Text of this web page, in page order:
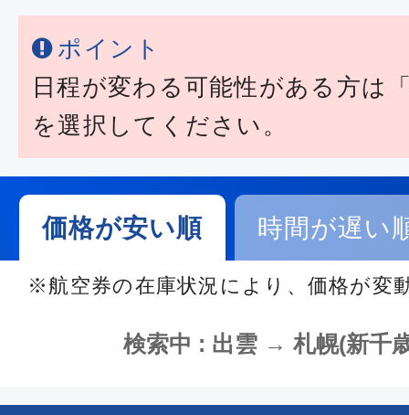
ポイント
日程が変わる可能性がある方は
を選択してください。
価格が安い順 時間が遅い
※航空券の在庫状況により、価格が変
検索中 : 出雲 → 札幌(新千